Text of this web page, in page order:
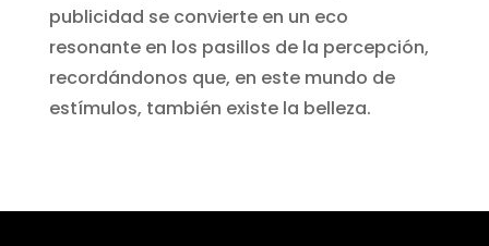
publicidad se convierte en un eco
resonante en los pasillos de la percepción,
recordándonos que, en este mundo de
estímulos, también existe la belleza.